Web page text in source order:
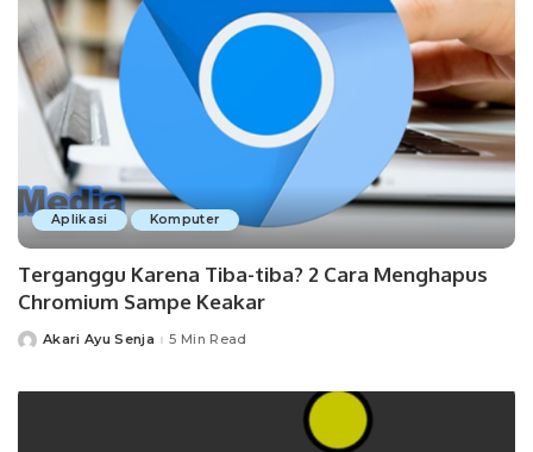
Aplikasi Komputer
Terganggu Karena Tiba-tiba? 2 Cara Menghapus
Chromium Sampe Keakar
PostedAkari Ayu Senja 5 Min Read